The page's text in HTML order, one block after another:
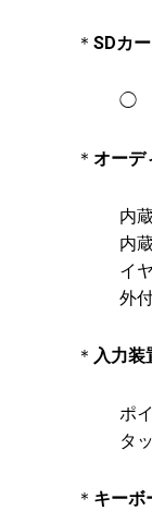
＊ SDカ
◯
＊ オーデ
内
内
イ
外
＊ 入力装
ポ
タ
＊ キーボ